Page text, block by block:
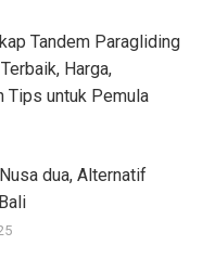
Tandem Paragliding
Harga,
Tips untuk Pemula
dua, Alternatif